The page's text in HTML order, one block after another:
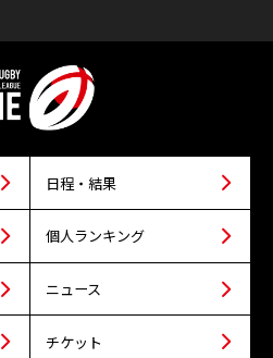
日程・結果
個人ランキング
ニュース
チケット